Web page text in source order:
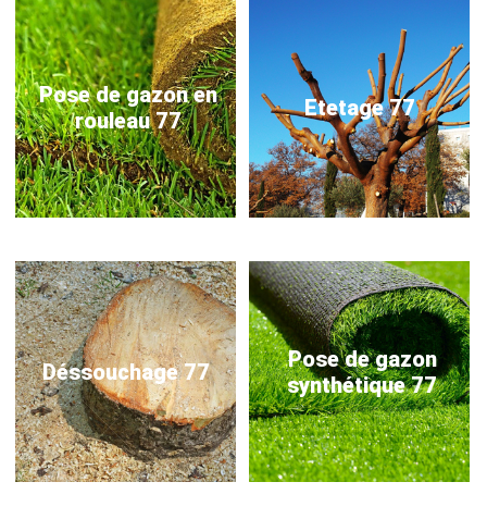
Pose de gazon en
rouleau 77
Etetage 77
Déssouchage 77
Pose de gazon
synthétique 77